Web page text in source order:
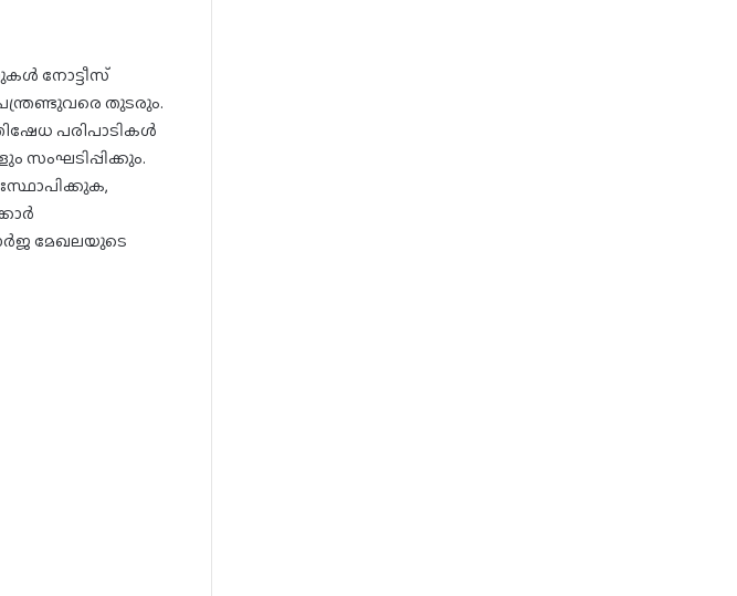
നോട്ടീസ്‌
തുടരും.
പരിപാടികൾ
സംഘടിപ്പിക്കും.
മേഖലയുടെ